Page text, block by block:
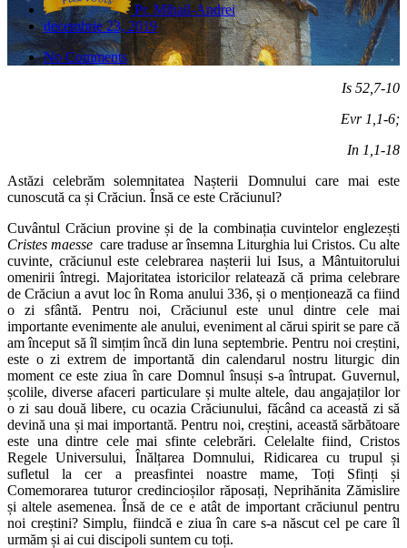
Pr. Mihail-Andrei
decembrie 23, 2019
No Comments
Is 52,7-10
Evr 1,1-6;
In 1,1-18
Astăzi celebrăm solemnitatea Nașterii Domnului care mai este
cunoscută ca și Crăciun. Însă ce este Crăciunul?
Cuvântul Crăciun provine și de la combinația cuvintelor englezești
Cristes maesse care traduse ar însemna Liturghia lui Cristos. Cu alte
cuvinte, crăciunul este celebrarea nașterii lui Isus, a Mântuitorului
omenirii întregi. Majoritatea istoricilor relatează că prima celebrare
de Crăciun a avut loc în Roma anului 336, și o menționează ca fiind
o zi sfântă. Pentru noi, Crăciunul este unul dintre cele mai
importante evenimente ale anului, eveniment al cărui spirit se pare că
am început să îl simțim încă din luna septembrie. Pentru noi creștini,
este o zi extrem de importantă din calendarul nostru liturgic din
moment ce este ziua în care Domnul însuși s-a întrupat. Guvernul,
școlile, diverse afaceri particulare și multe altele, dau angajaților lor
o zi sau două libere, cu ocazia Crăciunului, făcând ca această zi să
devină una și mai importantă. Pentru noi, creștini, această sărbătoare
este una dintre cele mai sfinte celebrări. Celelalte fiind, Cristos
Regele Universului, Înălțarea Domnului, Ridicarea cu trupul și
sufletul la cer a preasfintei noastre mame, Toți Sfinți și
Comemorarea tuturor credincioșilor răposați, Neprihănita Zămislire
și altele asemenea. Însă de ce e atât de important crăciunul pentru
noi creștini? Simplu, fiindcă e ziua în care s-a născut cel pe care îl
urmăm și ai cui discipoli suntem cu toți.